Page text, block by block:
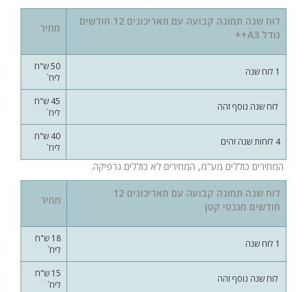
לוח שנה תמונה קבועה עם תאריכונים 12 חודשים
גודל A3++
מחיר
1 לוח שנה
50 ש"ח
ליח`
לוח שנה נוסף זהה
45 ש"ח
ליח`
4 לוחות שנה זהים
40 ש"ח
ליח`
המחירים כוללים מע"מ, המחירים לא כוללים גרפיקה.
לוח שנה תמונה קבועה עם תאריכונים 12
חודשים מגנטי קטן
מחיר
1 לוח שנה
18 ש"ח
ליח`
לוח שנה נוסף זהה
15 ש"ח
ליח`